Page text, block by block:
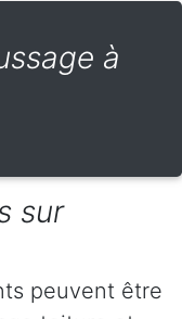
à
sur
peuvent être